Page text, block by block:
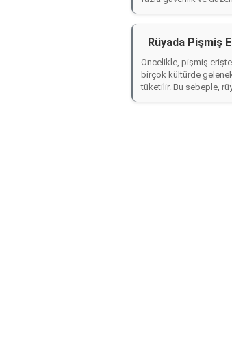
Rüyada Pişmiş
Öncelikle, pişmiş
birçok kültürde
tüketilir. Bu sebeple,